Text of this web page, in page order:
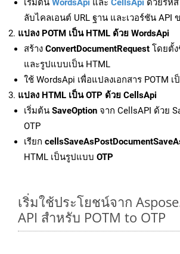
เริ่มต้น WordsApi และ CellsApi ด้วยรหั
ลับไคลเอนต์ URL ฐาน และเวอร์ชัน API
แปลง POTM เป็น HTML ด้วย WordsApi
สร้าง ConvertDocumentRequest โดยตั้ง
และรูปแบบเป็น HTML
ใช้ WordsApi เพื่อแปลงเอกสาร POTM เ
แปลง HTML เป็น OTP ด้วย CellsApi
เริ่มต้น SaveOption จาก CellsAPI ด้วย
OTP
เรียก
HTML เป็นรูปแบบ OTP
เริ่มใช้ประโยชน์จาก
API สำหรับ POTM to OTP